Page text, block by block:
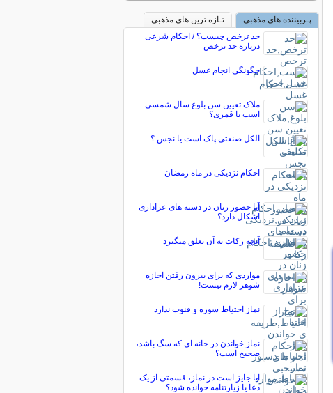
پـربیننده های مذهبی
تـازه ترین های مذهبی
حد ترخص چیست؟ / احکام شرعی
درباره حد ترخص
چگونگی انجام غسل
ملاک تعیین سن بلوغ سال شمسی
است یا قمری؟
الکل صنعتی پاک است یا نجس ؟
احکام نزدیکی در ماه رمضان
آیا حضور زنان در دسته های عزاداری
اشکال دارد؟
آنچه زکات به آن تعلق می‎گیرد
مواردی که برای بیرون رفتن اجازه
شوهر لازم نیست!
نماز احتیاط سوره و قنوت ندارد
نماز خواندن در خانه ای که سگ باشد،
صحیح است؟
آیا جایز است در نماز، قسمتی از یک
دعا یا زیارتنامه خوانده شود؟